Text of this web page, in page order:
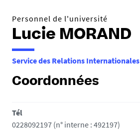
s
ê
t
e
s
c
:
Personnel de l'université
Lucie MORAND
Service des Relations Internationales
Coordonnées
Tél
0228092197 (n° interne : 492197)